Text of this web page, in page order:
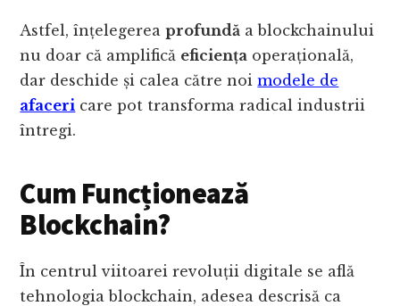
Astfel, înțelegereaprofundă a blockchainului
nu doar că amplifică eficiența operațională,
dar deschide și calea către noimodele de
afaceri care pot transforma radical industrii
întregi.
Cum Funcționează
Blockchain?
În centrul viitoarei revoluții digitale se află
tehnologia blockchain, adesea descrisă ca